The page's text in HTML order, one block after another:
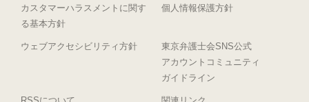
カスタマーハラスメントに関す
る基本方針
個人情報保護方針
ウェブアクセシビリティ方針
東京弁護士会SNS公式
アカウントコミュニティ
ガイドライン